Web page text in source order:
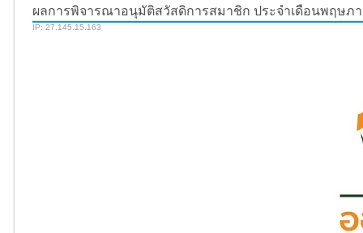
ผลการพิจารณาอนุมัติสวัสดิการสมาชิก ประจำเดือนพฤษภ
IP: 27.145.15.163